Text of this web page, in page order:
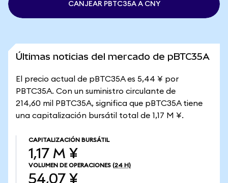
CANJEAR PBTC35A A CNY
Últimas noticias del mercado de pBTC35A
El precio actual de pBTC35A es 5,44 ¥ por
PBTC35A. Con un suministro circulante de
214,60 mil PBTC35A, significa que pBTC35A tiene
una capitalización bursátil total de 1,17 M ¥.
CAPITALIZACIÓN BURSÁTIL
1,17 M ¥
VOLUMEN DE OPERACIONES (24 H)
54,07 ¥